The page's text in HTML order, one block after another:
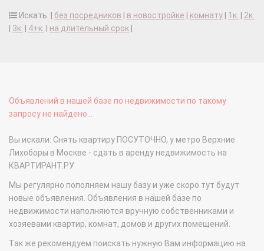
Искать: | без посредников в новостройке комнату 1к.
2к.
3к. 4+к. на длительный срок
Объявлений в нашей базе по недвижимости по такому
запросу не найдено...
Вы искали: Снять квартиру ПОСУТОЧНО, у метро Верхние
Лихоборы в Москве - сдать в аренду недвижимость на
КВАРТИРАНТ.РУ
Мы регулярно пополняем нашу базу и уже скоро тут будут
новые объявления. Объявления в нашей базе по
недвижимости наполняются вручную собственниками и
хозяевами квартир, комнат, домов и других помещений.
Так же рекомендуем поискать нужную Вам информацию на